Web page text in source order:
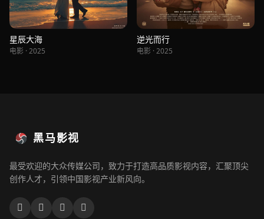
星辰大海
电影 · 2025
逆光而行
电影 · 2025
黑马影视
最受欢迎的大众传媒公司，致力于打造高品质影视内容，汇聚顶尖
创作人才，引领中国影视产业新风向。